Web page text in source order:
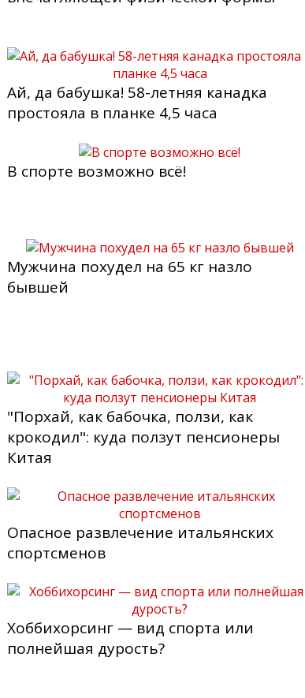
Ай, да бабушка! 58-летняя канадка
простояла в планке 4,5 часа
В спорте возможно всё!
Мужчина похудел на 65 кг назло
бывшей
"Порхай, как бабочка, ползи, как
крокодил": куда ползут пенсионеры
Китая
Опасное развлечение итальянских
спортсменов
Хоббихорсинг — вид спорта или
полнейшая дурость?